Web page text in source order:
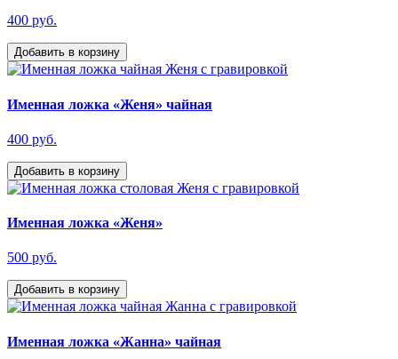
400 руб.
Добавить в корзину
Именная ложка «Женя» чайная
400 руб.
Добавить в корзину
Именная ложка «Женя»
500 руб.
Добавить в корзину
Именная ложка «Жанна» чайная